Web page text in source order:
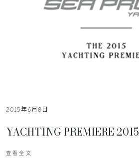
2015年6月8日
YACHTING PREMIERE 2015
查看全文